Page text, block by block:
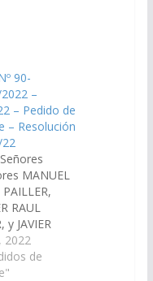
90-
–
– Pedido de
– Resolución
22
MANUEL
PAILLER,
RAUL
y JAVIER
MONICO
de
a lo
2022
de